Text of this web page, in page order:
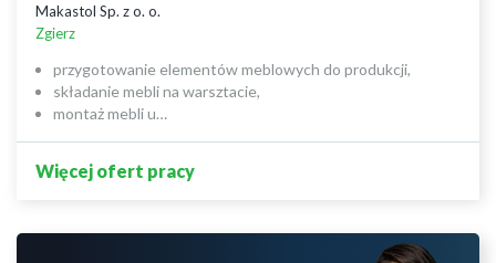
Makastol Sp. z o. o.
Zgierz
przygotowanie elementów meblowych do produkcji,
składanie mebli na warsztacie,
montaż mebli u…
Więcej ofert pracy